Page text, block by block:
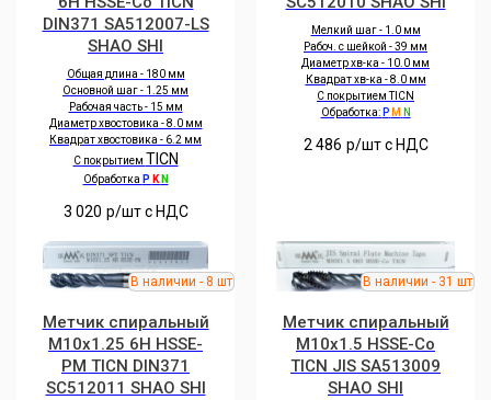
DIN371 SA512007-LS
SHAO SHI
Общая длина - 180 мм
Основной шаг - 1.25 мм
Рабочая часть - 15 мм
Диаметр хвостовика - 8.0 мм
Квадрат хвостовика - 6.2 мм
С покрытием TICN
Обработка P K N
3 020 р/шт c НДС
Мелкий шаг - 1.0 мм
Рабоч. с шейкой - 39 мм
Диаметр хв-ка - 10.0 мм
Квадрат хв-ка - 8.0 мм
С покрытием TICN
Обработка: P M N
2 486 р/шт c НДС
Метчик спиральный
M10x1.25 6H HSSE-
PM TICN DIN371
SC512011 SHAO SHI
Метчик спиральный
M10x1.5 HSSE-Co
TICN JIS SA513009
SHAO SHI